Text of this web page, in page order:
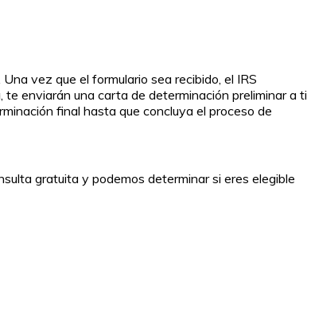
vez que el formulario sea recibido, el IRS
enviarán una carta de determinación preliminar a ti
final hasta que concluya el proceso de
gratuita y podemos determinar si eres elegible